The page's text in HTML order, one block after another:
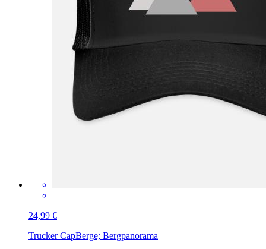
24,99 €
Trucker CapBerge; Bergpanorama